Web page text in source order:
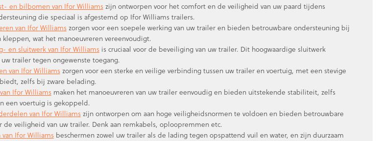
en bilbomen van Ifor Williamszijn ontworpen voor het comfort en de veiligheid van uw paard tijdens
die speciaal is afgestemd op Ifor Williams trailers.
van Ifor Williamszorgen voor een soepele werking van uw trailer en bieden betrouwbare ondersteuning bij
wat het manoeuvreren vereenvoudigt.
en sluitwerk van Ifor Williamsis cruciaal voor de beveiliging van uw trailer. Dit hoogwaardige sluitwerk
trailer tegen ongewenste toegang.
van Ifor Williamszorgen voor een sterke en veilige verbinding tussen uw trailer en voertuig, met een stevige
zelfs bij zware belading.
Ifor Williamsmaken het manoeuvreren van uw trailer eenvoudig en bieden uitstekende stabiliteit, zelfs
een voertuig is gekoppeld.
van Ifor Williamszijn ontworpen om aan hoge veiligheidsnormen te voldoen en bieden betrouwbare
de veiligheid van uw trailer. Denk aan remkabels, oploopremmen etc.
Ifor Williamsbeschermen zowel uw trailer als de lading tegen opspattend vuil en water, en zijn duurzaam